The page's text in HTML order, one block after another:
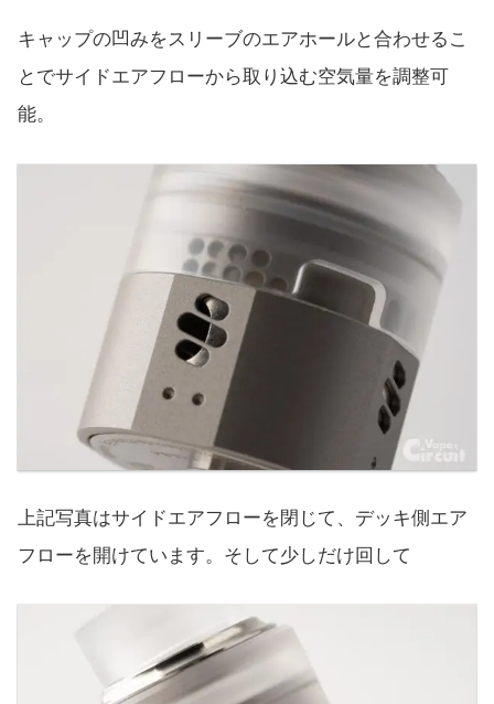
キャップの凹みをスリーブのエアホールと合わせるこ
とでサイドエアフローから取り込む空気量を調整可
能。
上記写真はサイドエアフローを閉じて、デッキ側エア
フローを開けています。そして少しだけ回して